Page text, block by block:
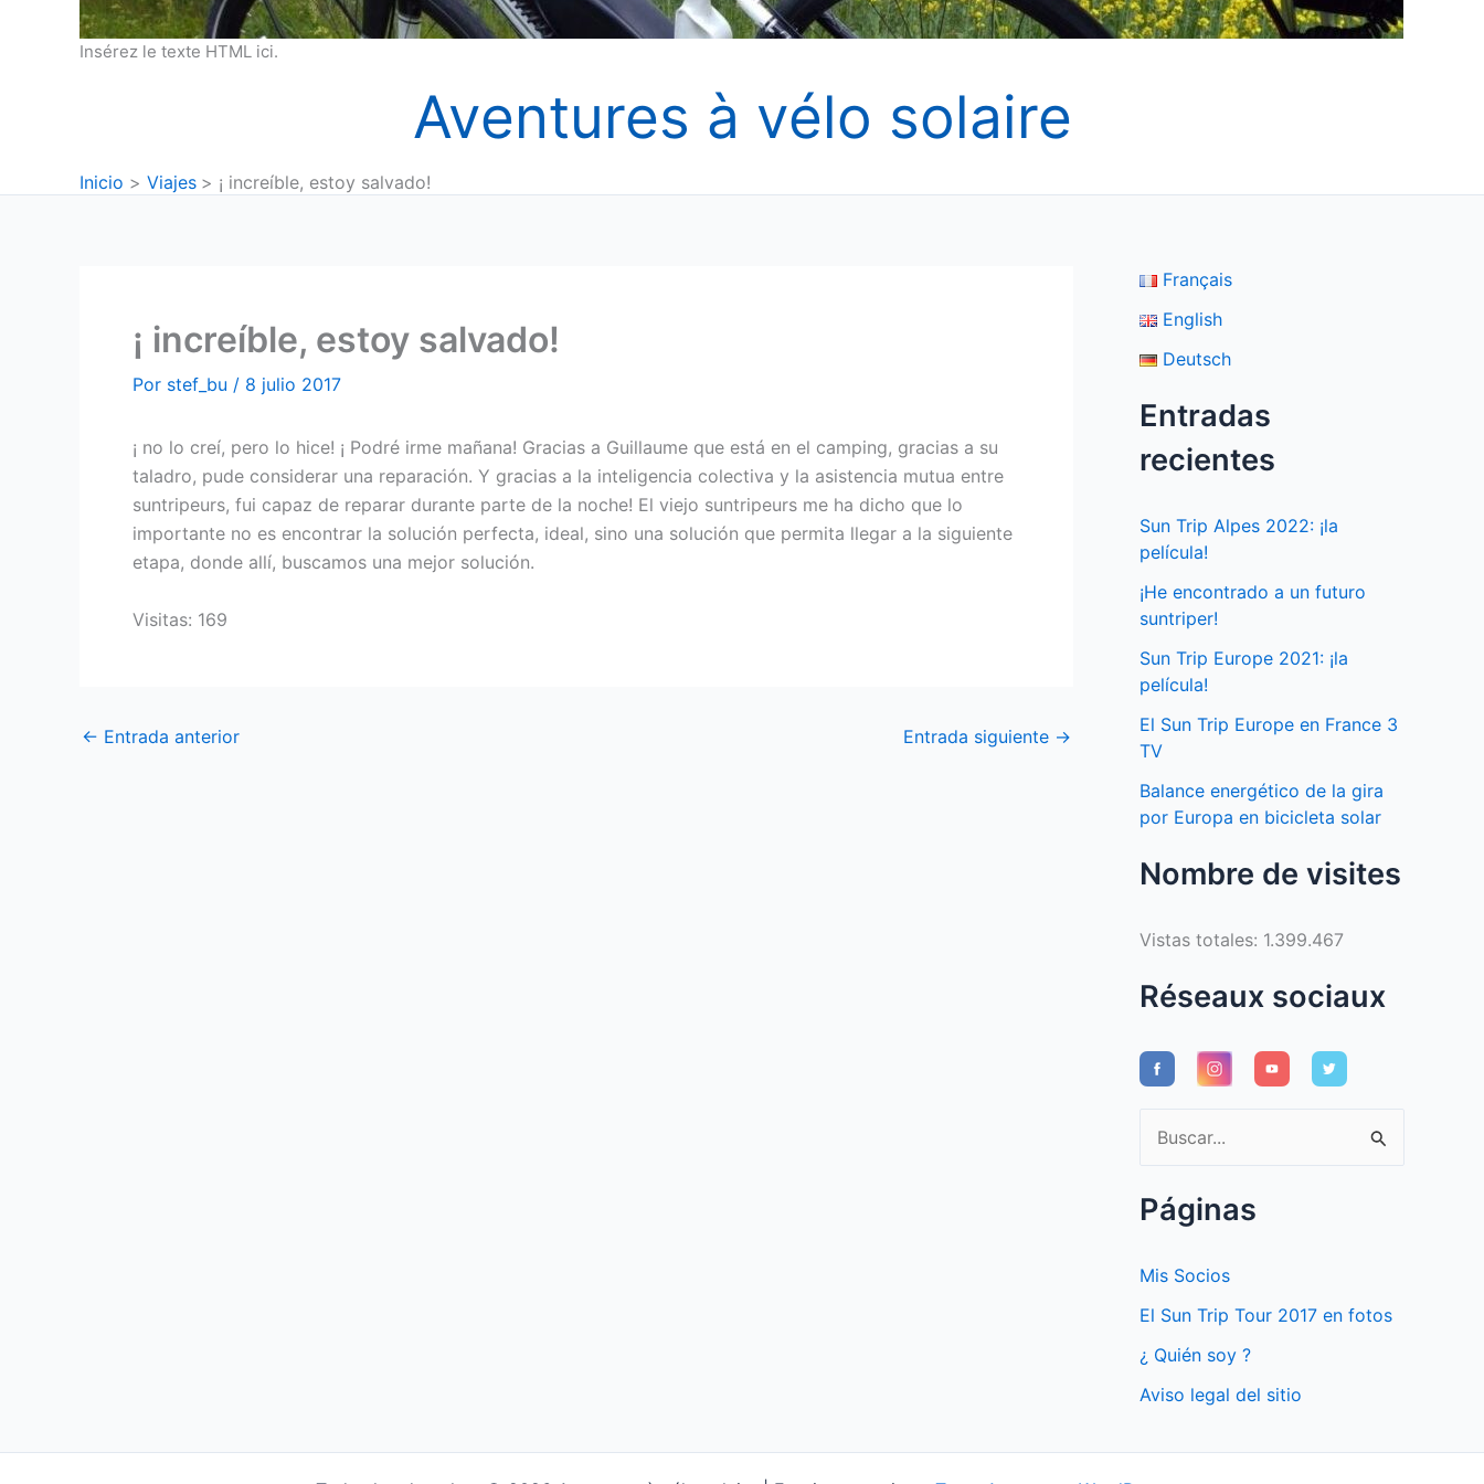
Insérez le texte HTML ici.
Aventures à vélo solaire
Inicio Viajes ¡ increíble, estoy salvado!
¡ increíble, estoy salvado!
Por stef_bu / 8 julio 2017
¡ no lo creí, pero lo hice! ¡ Podré irme mañana! Gracias a Guillaume que está en el camping, gracias a su
taladro, pude considerar una reparación. Y gracias a la inteligencia colectiva y la asistencia mutua entre
suntripeurs, fui capaz de reparar durante parte de la noche! El viejo suntripeurs me ha dicho que lo
importante no es encontrar la solución perfecta, ideal, sino una solución que permita llegar a la siguiente
etapa, donde allí, buscamos una mejor solución.
Visitas: 169
← Entrada anterior Entrada siguiente →
Français
English
Deutsch
Entradas
recientes
Sun Trip Alpes 2022: ¡la
película!
¡He encontrado a un futuro
suntriper!
Sun Trip Europe 2021: ¡la
película!
El Sun Trip Europe en France 3
TV
Balance energético de la gira
por Europa en bicicleta solar
Nombre de visites
Vistas totales: 1.399.467
Réseaux sociaux
u
s
a
r
Páginas
Mis Socios
El Sun Trip Tour 2017 en fotos
¿ Quién soy ?
Aviso legal del sitio